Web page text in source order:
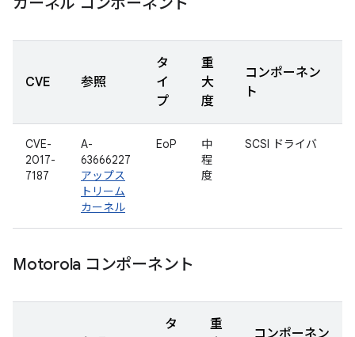
CVE 参照
タ
イ
プ
重
大
度
コンポーネン
ト
CVE-
2017-
7187
A-
63666227
アップス
トリーム
カーネル
EoP
中
程
度
SCSI ドライバ
Motorola コンポーネント
タ
重
コンポーネン